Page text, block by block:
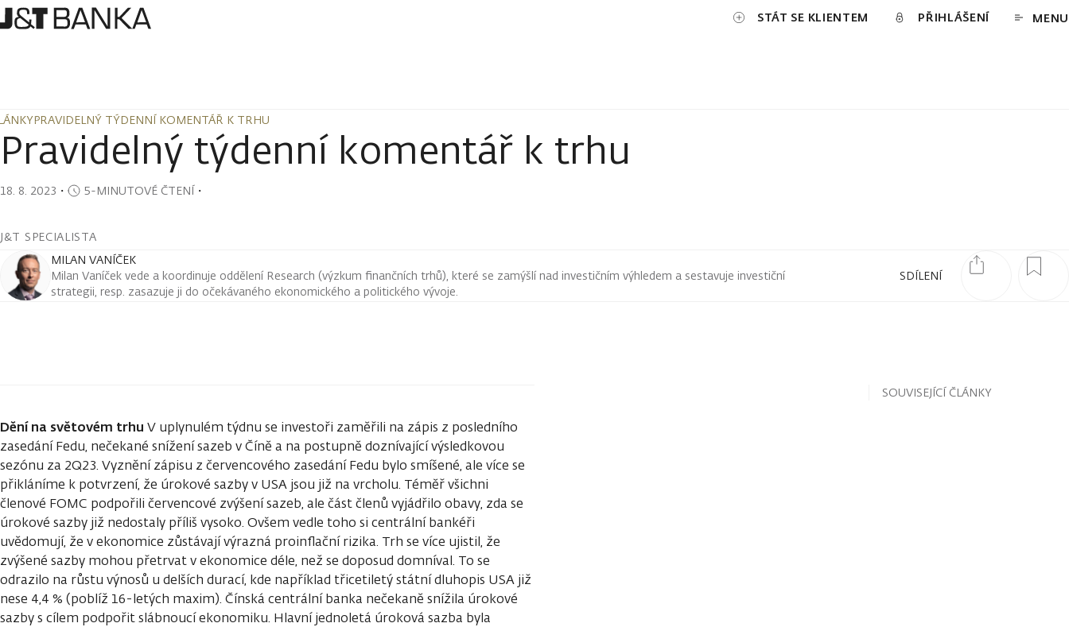
STÁT SE KLIENTEM PŘIHLÁŠENÍ MENU
PRAVIDELNÝ TÝDENNÍ KOMENTÁŘ K TRHU
PRAVIDELNÝ TÝDENNÍ KOMENTÁŘ K TRHU
Pravidelný týdenní komentář k trhu
18. 8. 2023 ・ 5-MINUTOVÉ ČTENÍ・
J&T SPECIALISTA
SDÍLENÍ
MILAN VANÍČEK
Milan Vaníček vede a koordinuje oddělení Research (výzkum finančních trhů), které se zamýšlí nad investičním výhledem a sestavuje investiční
strategii, resp. zasazuje ji do očekávaného ekonomického a politického vývoje.
Dění na světovém trhu V uplynulém týdnu se investoři zaměřili na zápis z posledního
zasedání Fedu, nečekané snížení sazeb v Číně a na postupně doznívající výsledkovou
sezónu za 2Q23. Vyznění zápisu z červencového zasedání Fedu bylo smíšené, ale více se
přikláníme k potvrzení, že úrokové sazby v USA jsou již na vrcholu. Téměř všichni
členové FOMC podpořili červencové zvýšení sazeb, ale část členů vyjádřilo obavy, zda se
úrokové sazby již nedostaly příliš vysoko. Ovšem vedle toho si centrální bankéři
uvědomují, že v ekonomice zůstávají výrazná proinflační rizika. Trh se více ujistil, že
zvýšené sazby mohou přetrvat v ekonomice déle, než se doposud domníval. To se
odrazilo na růstu výnosů u delších durací, kde například třicetiletý státní dluhopis USA již
nese 4,4 % (poblíž 16-letých maxim). Čínská centrální banka nečekaně snížila úrokové
sazby s cílem podpořit slábnoucí ekonomiku. Hlavní jednoletá úroková sazba byla
SOUVISEJÍCÍ ČLÁNKY